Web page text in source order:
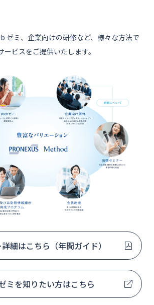
ゼミ、企業向けの研修など、様々な方法で
ビスをご提供いたします。
細はこちら（年間ガイド）
ミを知りたい方はこちら